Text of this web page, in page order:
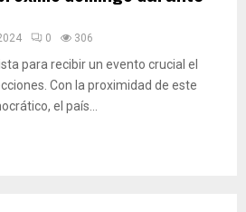
0 306
para recibir un evento crucial el
Con la proximidad de este
el país...